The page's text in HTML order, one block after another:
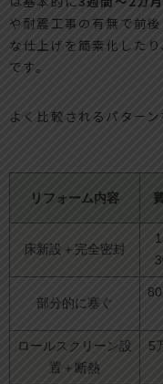
や耐震工事の有無で前
な仕上げを簡素化した
です。
よく比較されるパター
リフォーム内容
床新設＋完全密封
部分的に塞ぐ
ロールスクリーン設
置＋断熱
5